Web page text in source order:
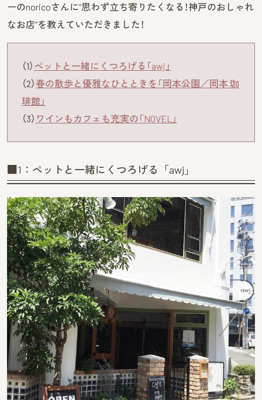
ーのnoricoさんに“思わず立ち寄りたくなる！神戸のおしゃれ
なお店”を教えていただきました！
（1） ペットと一緒にくつろげる「awj」
（2）春の散歩と優雅なひとときを「岡本公園／岡本 珈
琲館」
（3） ワインもカフェも充実の「NOVEL」
■1：ペットと一緒にくつろげる「awj」